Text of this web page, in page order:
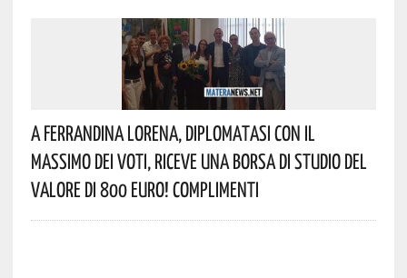
A Ferrandina Lorena, Diplomatasi Con Il
Massimo Dei Voti, Riceve Una Borsa Di Studio Del
Valore Di 800 Euro! Complimenti